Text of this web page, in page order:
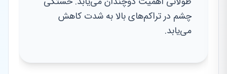
چشم در تراکم‌های بالا به شدت کاهش
می‌یابد.